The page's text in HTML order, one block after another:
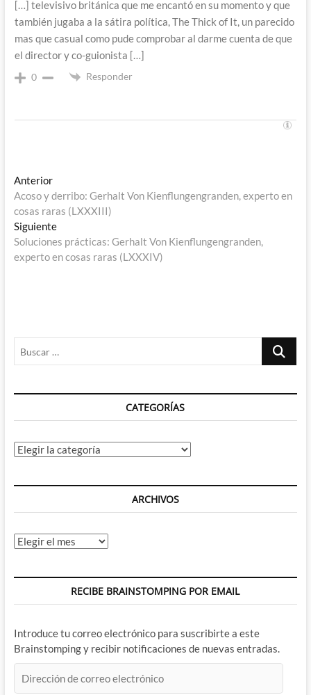
[…] televisivo británica que me encantó en su momento y que
también jugaba a la sátira política, The Thick of It, un parecido
mas que casual como pude comprobar al darme cuenta de que
el director y co-guionista […]
0 Responder
Navegación
de
entradas
AnteriorEntrada
anterior:
Acoso y derribo: Gerhalt Von Kienflungengranden, experto en
cosas raras (LXXXIII)
SiguienteEntrada
siguiente:
Soluciones prácticas: Gerhalt Von Kienflungengranden,
experto en cosas raras (LXXXIV)
Buscar
CATEGORÍAS
Categorías
ARCHIVOS
Archivos
RECIBE BRAINSTOMPING POR EMAIL
Introduce tu correo electrónico para suscribirte a este
Brainstomping y recibir notificaciones de nuevas entradas.
de